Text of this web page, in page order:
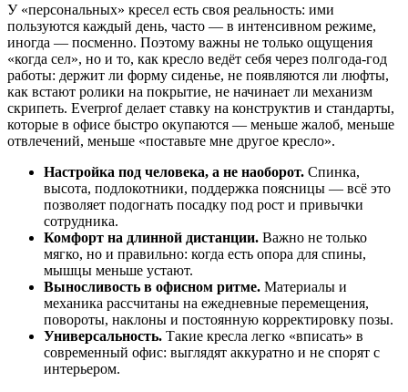
У «персональных» кресел есть своя реальность: ими
пользуются каждый день, часто — в интенсивном режиме,
иногда — посменно. Поэтому важны не только ощущения
«когда сел», но и то, как кресло ведёт себя через полгода-год
работы: держит ли форму сиденье, не появляются ли люфты,
как встают ролики на покрытие, не начинает ли механизм
скрипеть. Everprof делает ставку на конструктив и стандарты,
которые в офисе быстро окупаются — меньше жалоб, меньше
отвлечений, меньше «поставьте мне другое кресло».
Настройка под человека, а не наоборот. Спинка,
высота, подлокотники, поддержка поясницы — всё это
позволяет подогнать посадку под рост и привычки
сотрудника.
Комфорт на длинной дистанции. Важно не только
мягко, но и правильно: когда есть опора для спины,
мышцы меньше устают.
Выносливость в офисном ритме. Материалы и
механика рассчитаны на ежедневные перемещения,
повороты, наклоны и постоянную корректировку позы.
Универсальность. Такие кресла легко «вписать» в
современный офис: выглядят аккуратно и не спорят с
интерьером.